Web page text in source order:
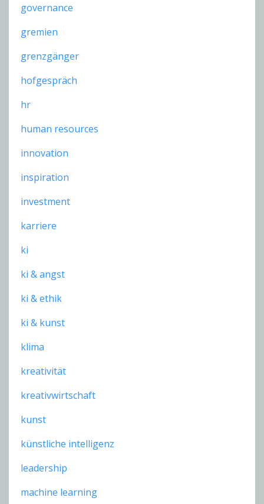
governance
gremien
grenzgänger
hofgespräch
hr
human resources
innovation
inspiration
investment
karriere
ki
ki & angst
ki & ethik
ki & kunst
klima
kreativität
kreativwirtschaft
kunst
künstliche intelligenz
leadership
machine learning